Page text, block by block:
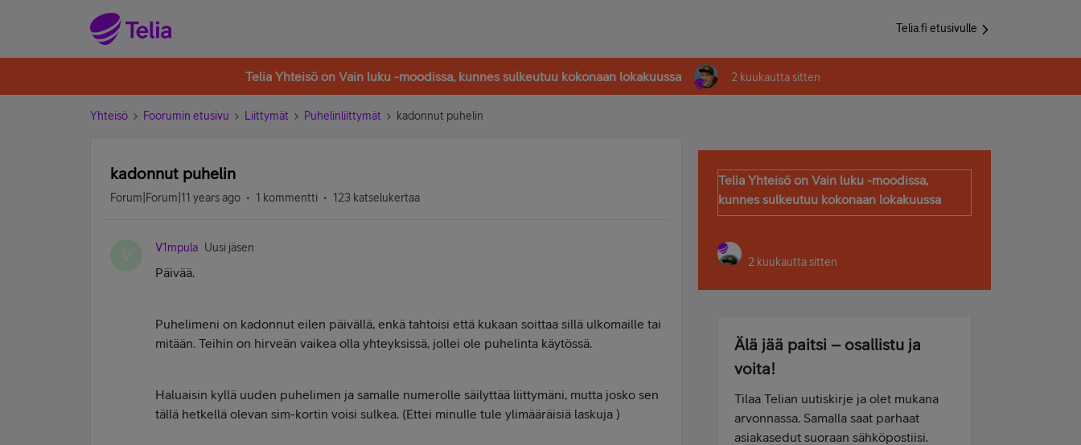
Telia.fi etusivulle
Telia Yhteisö on Vain luku -moodissa, kunnes sulkeutuu kokonaan lokakuussa 2 kuukautta sitten
Yhteisö Foorumin etusivu Liittymät Puhelinliittymät kadonnut puhelin
kadonnut puhelin
Forum|Forum|11 years ago 1 kommentti 123 katselukertaa
V1mpula Uusi jäsen
Päivää.
Puhelimeni on kadonnut eilen päivällä, enkä tahtoisi että kukaan soittaa sillä ulkomaille tai
mitään. Teihin on hirveän vaikea olla yhteyksissä, jollei ole puhelinta käytössä.
Haluaisin kyllä uuden puhelimen ja samalle numerolle säilyttää liittymäni, mutta josko sen
tällä hetkellä olevan sim-kortin voisi sulkea. (Ettei minulle tule ylimääräisiä laskuja )
Telia Yhteisö on Vain luku -moodissa,
kunnes sulkeutuu kokonaan lokakuussa
2 kuukautta sitten
Älä jää paitsi – osallistu ja
voita!
Tilaa Telian uutiskirje ja olet mukana
arvonnassa. Samalla saat parhaat
asiakasedut suoraan sähköpostiisi.